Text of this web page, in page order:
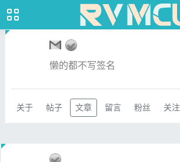
懒的都不写签名
关于 帖子 文章 留言 粉丝 关注